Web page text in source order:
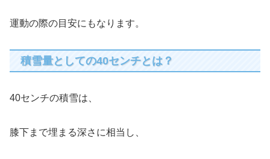
運動の際の目安にもなります。
積雪量としての40センチとは？
40センチの積雪は、
膝下まで埋まる深さに相当し、